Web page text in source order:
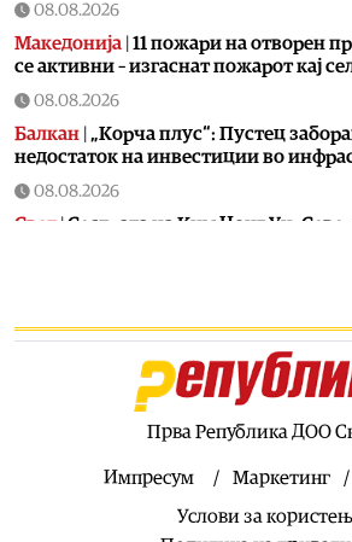
08.08.2026
Македонија 11 пожари на отворен
се активни – изгаснат пожарот кај
08.08.2026
Балкан „Корча плус“: Пустец
недостаток на инвестиции во
08.08.2026
Свет | Сестрата на Ким Џонг Ун:
рафинерија во Саудиска Арабија
Албин Курти го гаѓаа со јајца
конститутивната седница на
успешно транспортиран пациент со
Прва Република ДОО
Импресум Маркетинг
Услови за